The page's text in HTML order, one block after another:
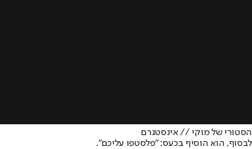
הסטורי של מוקי // אינסטגרם
לבסוף, הוא הוסיף בכעס: "פלסטפו עליכם".